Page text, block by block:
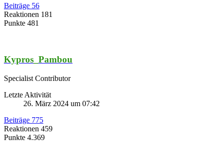
Beiträge 56
Reaktionen 181
Punkte 481
Kypros_Pambou
Specialist Contributor
Letzte Aktivität
26. März 2024 um 07:42
Beiträge 775
Reaktionen 459
Punkte 4.369